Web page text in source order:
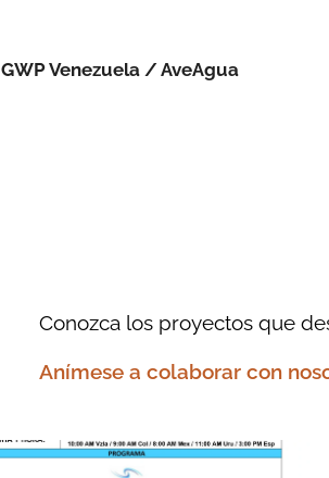
GWP Venezuela / AveAgua
Conozca los proyectos que
Anímese a colaborar con